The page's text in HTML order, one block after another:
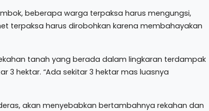
beberapa warga terpaksa harus mengungsi,
terpaksa harus dirobohkan karena membahayakan
tanah yang berada dalam lingkaran terdampak
3 hektar. “Ada sekitar 3 hektar mas luasnya
akan menyebabkan bertambahnya rekahan dan